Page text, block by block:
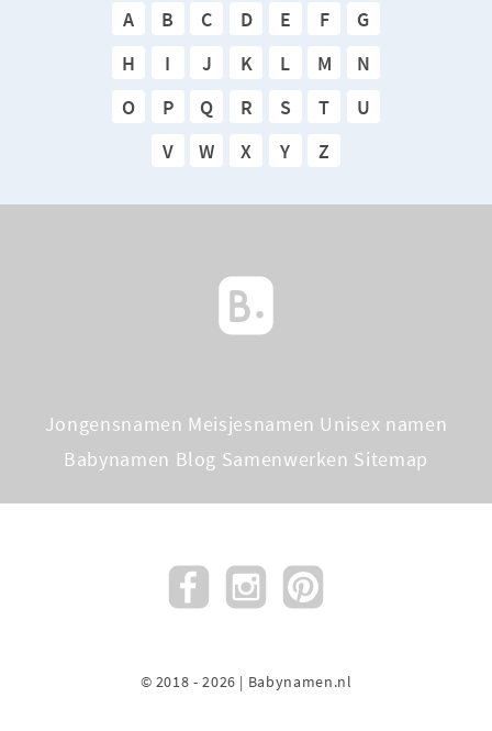
A B C D E F
G
H
I J K L M
N
O
P Q R S T
U
V
W X Y Z
Jongensnamen Meisjesnamen Unisex namen
Babynamen Blog Samenwerken Sitemap
© 2018 - 2026 | Babynamen.nl